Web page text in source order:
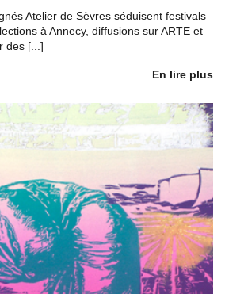
Atelier de Sèvres séduisent festivals
à Annecy, diffusions sur ARTE et
des [...]
En lire plus